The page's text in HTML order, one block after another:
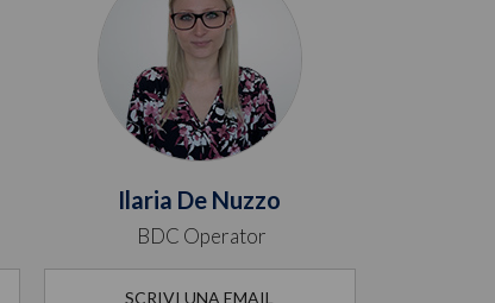
Ilaria De Nuzzo
BDC Operator
SCRIVI UNA EMAIL